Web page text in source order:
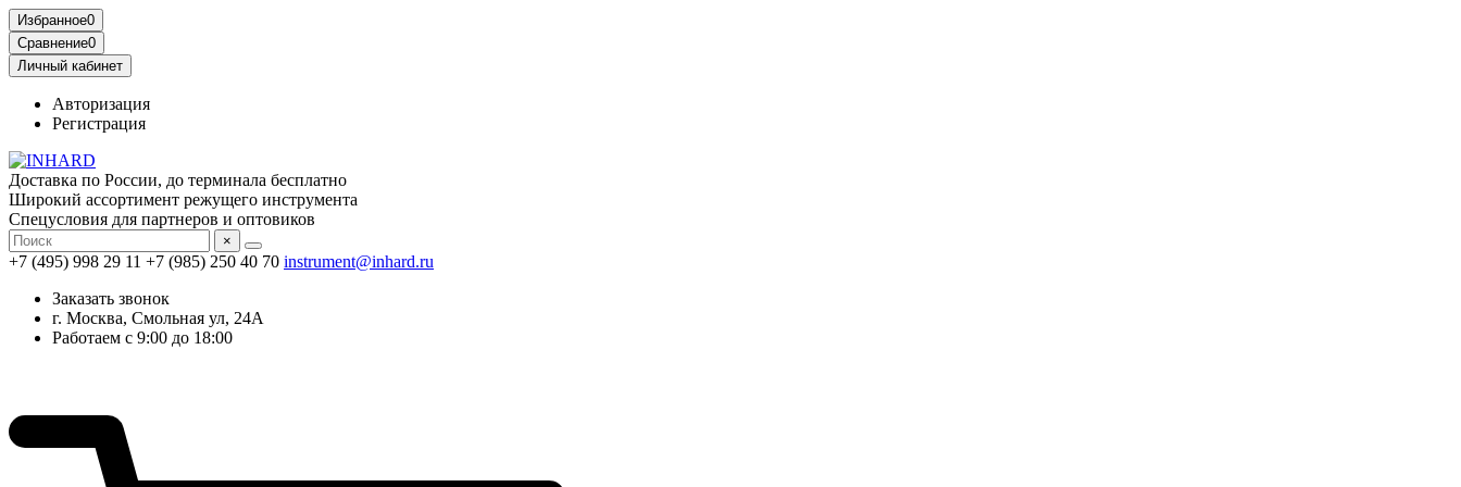
Избранное0
Сравнение0
Личный кабинет
Авторизация
Регистрация
Доставка по России, до терминала бесплатно
Широкий ассортимент режущего инструмента
Спецусловия для партнеров и оптовиков
×
+7 (495) 998 29 11 +7 (985) 250 40 70 instrument@inhard.ru
Заказать звонок
г. Москва, Смольная ул, 24А
Работаем с 9:00 до 18:00